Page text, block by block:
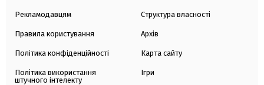
Рекламодавцям
Правила користування
Політика конфіденційності
Політика використання
штучного інтелекту
Структура власності
Архів
Карта сайту
Ігри